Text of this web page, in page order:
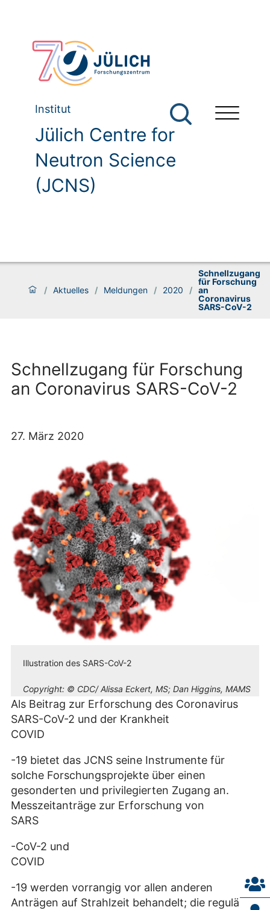
Institut
Jülich Centre for
Neutron Science
(JCNS)
/ Aktuelles / Meldungen / 2020 /
Schnellzugang
für Forschung
an
Coronavirus
SARS-CoV-2
Schnellzugang für Forschung
an Coronavirus SARS-CoV-2
27. März 2020
Illustration des SARS-CoV-2
Copyright: © CDC/ Alissa Eckert, MS; Dan Higgins, MAMS
Als Beitrag zur Erforschung des Coronavirus
SARS-CoV-2 und der Krankheit
COVID
-19 bietet das JCNS seine Instrumente für
solche Forschungsprojekte über einen
gesonderten und privilegierten Zugang an.
Messzeitanträge zur Erforschung von
SARS
-CoV-2 und
COVID
-19 werden vorrangig vor allen anderen
Anträgen auf Strahlzeit behandelt; die regulären